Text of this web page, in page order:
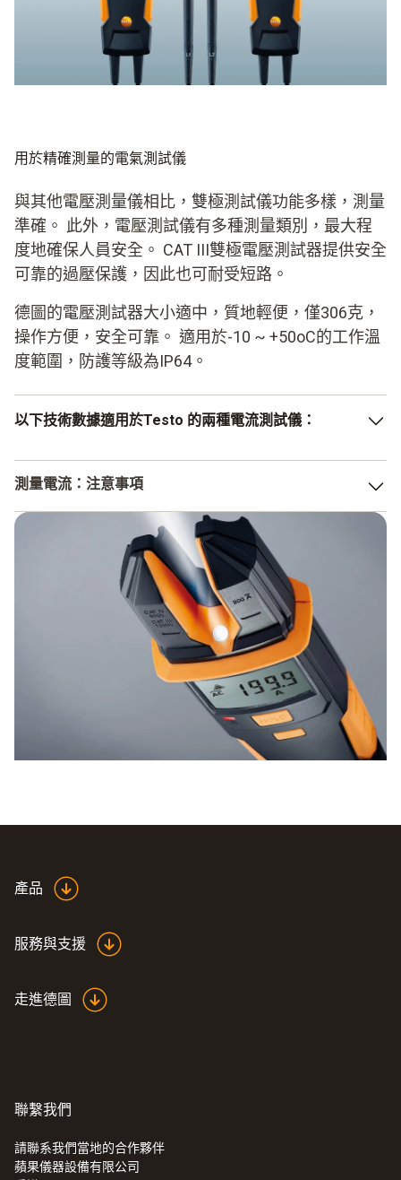
用於精確測量的電氣測試儀
與其他電壓測量儀相比，雙極測試儀功能多樣，測量
準確。 此外，電壓測試儀有多種測量類別，最大程
度地確保人員安全。 CAT III雙極電壓測試器提供安全
可靠的過壓保護，因此也可耐受短路。
德圖的電壓測試器大小適中，質地輕便，僅306克，
操作方便，安全可靠。 適用於-10 ~ +50oC的工作溫
度範圍，防護等級為IP64。
以下技術數據適用於Testo 的兩種電流測試儀：
解析度為0.1 V，交流和直流的精度±測量值的1.5% + 3
測量電流：注意事項
使用德圖測試儀測試電流時，電壓測試儀可以直接檢測危險
電壓。 此外，測試儀器也符合嚴格的安全要求，並附有
CSA 和CE 標誌。
在測試電壓之前，建議進行功能測試。 此外，測試儀符合
嚴格的安全標準，並附有TÜV、CSA 和 CE認證標誌。 以下
內容既能幫助您完成此過程，也能幫助您進行實際的電流測
產品
服務與支援
走進德圖
聯繫我們
請聯系我們當地的合作夥伴
蘋果儀器設備有限公司